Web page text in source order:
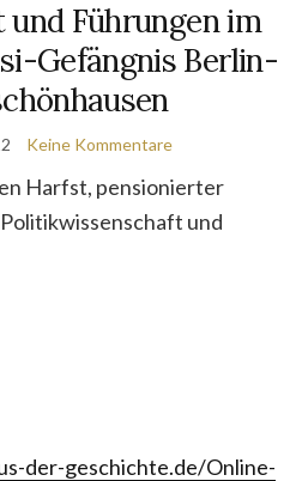
Führungen im
Gefängnis Berlin-
Keine Kommentare
Harfst, pensionierter
und
der-geschichte.de/Online-